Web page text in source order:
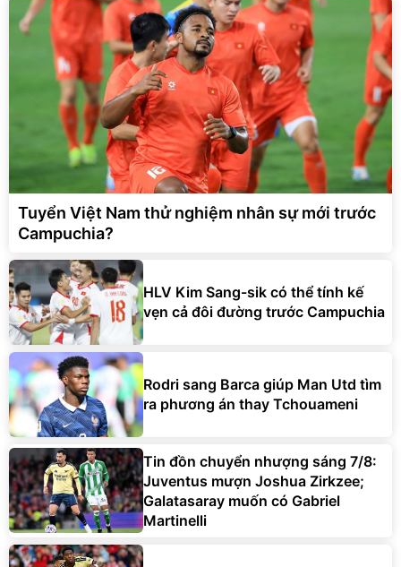
Tuyển Việt Nam thử nghiệm nhân sự mới trước
Campuchia?
HLV Kim Sang-sik có thể tính kế
vẹn cả đôi đường trước Campuchia
Rodri sang Barca giúp Man Utd tìm
ra phương án thay Tchouameni
Tin đồn chuyển nhượng sáng 7/8:
Juventus mượn Joshua Zirkzee;
Galatasaray muốn có Gabriel
Martinelli